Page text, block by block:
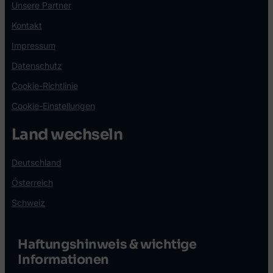
Unsere Partner
Kontakt
Impressum
Datenschutz
Cookie-Richtlinie
Cookie-Einstellungen
Land wechseln
Deutschland
Österreich
Schweiz
Haftungshinweis & wichtige
Informationen